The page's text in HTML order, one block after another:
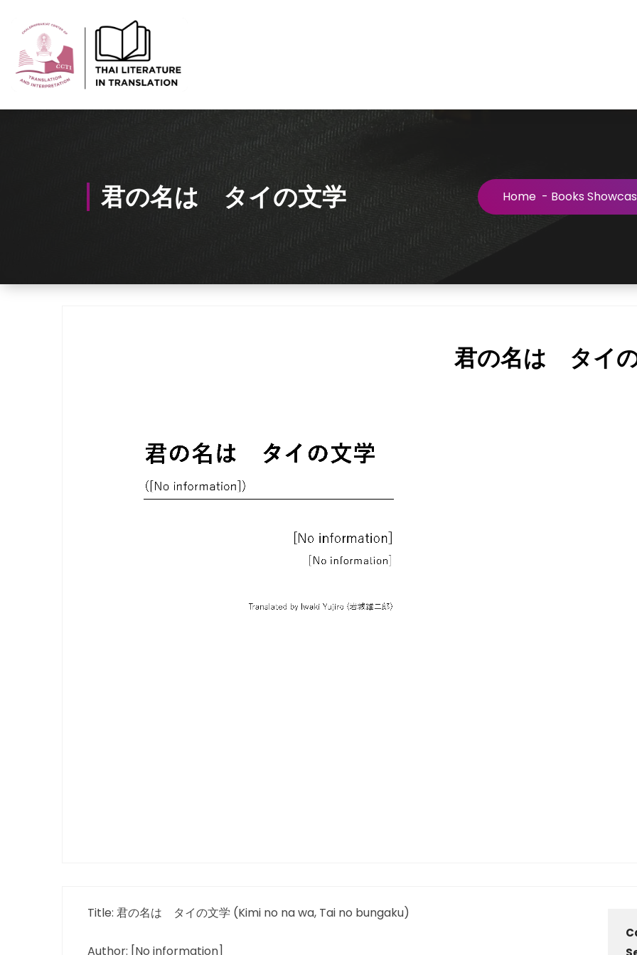
Content
君の名は タイの文学 Home - Books
君の名は タイ
Title: 君の名は タイの文学 (Kimi no na wa, Tai no bungaku)
Author: [No information]